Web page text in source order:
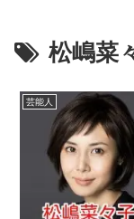
松嶋菜
芸能人